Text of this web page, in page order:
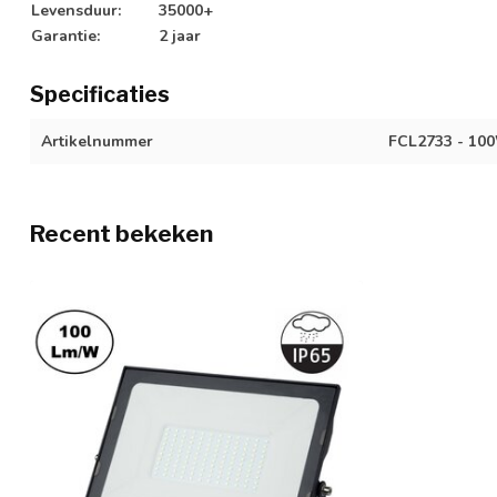
Levensduur:
35000+
Garantie:
2 jaar
Specificaties
Artikelnummer FCL2733 -
Recent bekeken